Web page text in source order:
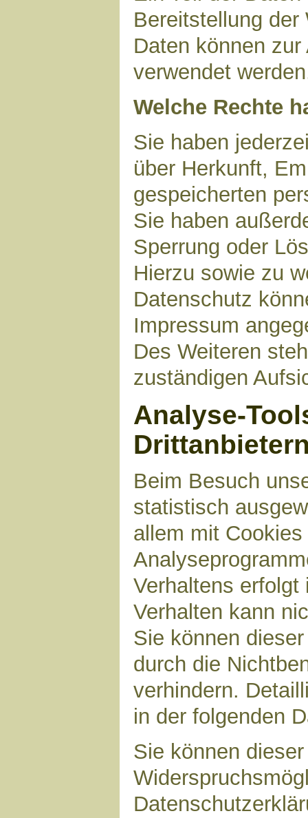
Bereitstellung der
Daten können
verwendet
Welche Rechte
Sie haben
über Herkunft,
gespeicherten
Sie haben
Sperrung oder
Hierzu sowie zu
Datenschutz
Impressum
Des Weiteren
zuständigen
Analyse-
Beim Besuch
statistisch
allem mit
Verhaltens
Verhalten kann
Sie können
durch die
verhindern.
in der folgenden
Sie können